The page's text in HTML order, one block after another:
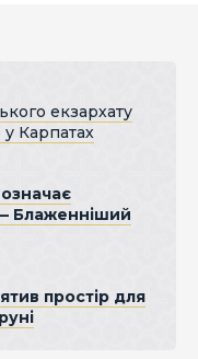
екзархату
Карпатах
Блаженніший
простір для